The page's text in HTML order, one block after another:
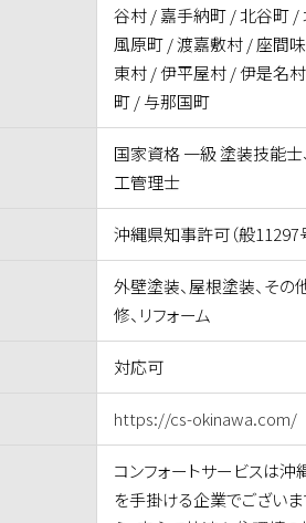
谷村 / 嘉手納町 / 北谷町
風原町 / 渡嘉敷村 / 座間
東村 / 伊平屋村 / 伊是名
町 / 与那国町
国家資格 一級 塗装技能士
工管理士
沖縄県知事許可（般11297
外壁塗装、屋根塗装、そ
修、リフォーム
対応可
https://cs-okinawa.com/
コンフォートサービスは沖
を手掛ける企業でござい